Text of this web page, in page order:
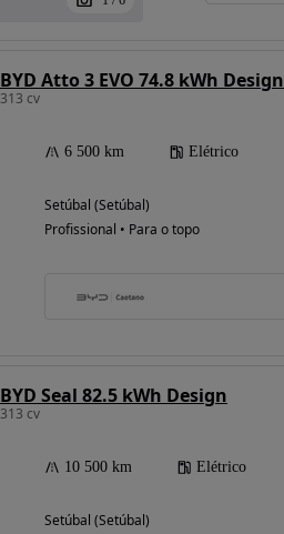
BYD Atto 3 EVO 74.8 kWh Design
313 cv
6 500 km Elétrico
Setúbal (Setúbal)
Profissional • Para o topo
BYD Seal 82.5 kWh Design
313 cv
10 500 km Elétrico
Setúbal (Setúbal)